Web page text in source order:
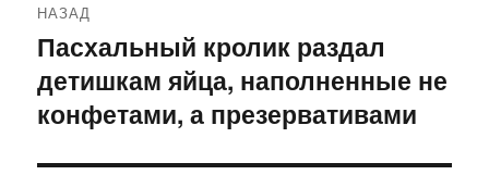
по
записям
НАЗАД
Предыдущая
запись:
Пасхальный кролик раздал
детишкам яйца, наполненные не
конфетами, а презервативами